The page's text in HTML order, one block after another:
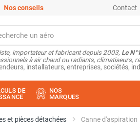
Nos conseils Contact
importateur et fabricant depuis 2003, Le
à air chaud ou radiants, climatiseurs,
installateurs, entreprises, sociétés,
DE
NOS
MARQUES
et pièces détachées Canne d'aspiration